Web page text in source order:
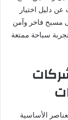
دليل اختيار
مسبح فاخر وآمن
سباحة ممتعة
الأساسية